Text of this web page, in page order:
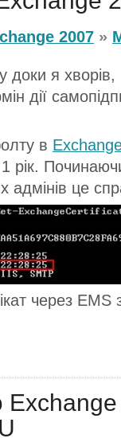
2007 »
доки я
дії
в
рік.
адмінів це
через EMS